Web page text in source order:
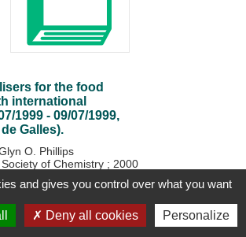
for the food
international
1999 - 09/07/1999,
Galles).
O. Phillips
of Chemistry ; 2000
Disponible
and gives you control over what you want
Deny all cookies Personalize